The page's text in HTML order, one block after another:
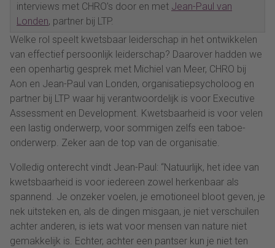
interviews met CHRO’s door en met Jean-Paul van
Londen, partner bij LTP.
Welke rol speelt kwetsbaar leiderschap in het ontwikkelen
van effectief persoonlijk leiderschap? Daarover hadden we
een openhartig gesprek met Michiel van Meer, CHRO bij
Aon en Jean-Paul van Londen, organisatiepsycholoog en
partner bij LTP waar hij verantwoordelijk is voor Executive
Assessment en Development. Kwetsbaarheid is voor velen
een lastig onderwerp, voor sommigen zelfs een taboe-
onderwerp. Zeker aan de top van de organisatie.
Volledig onterecht vindt Jean-Paul: “Natuurlijk, het idee van
kwetsbaarheid is voor iedereen zowel herkenbaar als
spannend. Je onzeker voelen, je emotioneel bloot geven, je
nek uitsteken en, als de dingen misgaan, je niet verschuilen
achter anderen, is iets wat voor mensen van nature niet
gemakkelijk is. Echter, achter een pantser kun je niet ten